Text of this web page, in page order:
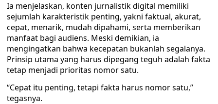
Ia menjelaskan, konten jurnalistik digital memiliki
sejumlah karakteristik penting, yakni faktual, akurat,
cepat, menarik, mudah dipahami, serta memberikan
manfaat bagi audiens. Meski demikian, ia
mengingatkan bahwa kecepatan bukanlah segalanya.
Prinsip utama yang harus dipegang teguh adalah fakta
tetap menjadi prioritas nomor satu.
“Cepat itu penting, tetapi fakta harus nomor satu,”
tegasnya.